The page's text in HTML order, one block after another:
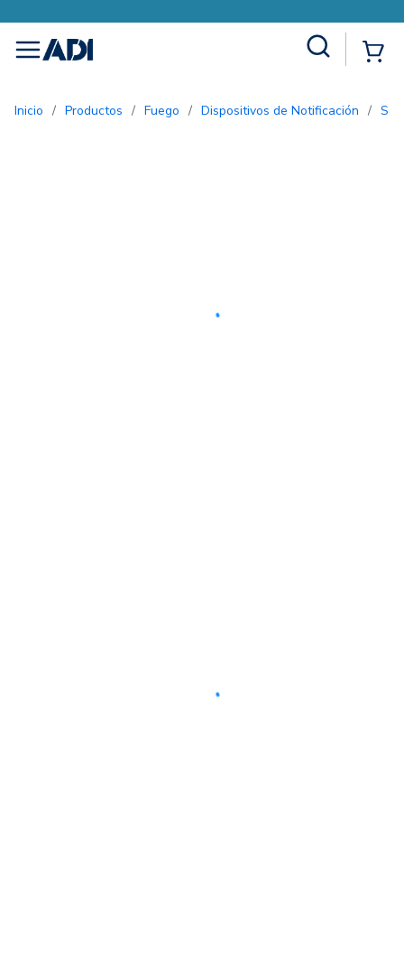
menu
Inicio / Productos / Fuego / Dispositivos de Notificación /